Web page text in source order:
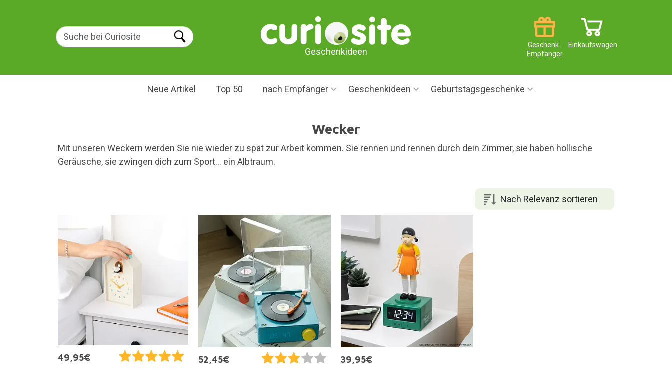
Geschenkideen
Einkaufswagen
Geschenk-
Empfänger
Neue Artikel Top 50 nach Empfänger Geschenkideen Geburtstagsgeschenke
Wecker
Mit unseren Weckern werden Sie nie wieder zu spät zur Arbeit kommen. Sie rennen und rennen durch dein Zimmer, sie haben höllische
Geräusche, sie zwingen dich zum Sport... ein Albtraum.
Nach Relevanz sortieren
49,95€
52,45€
39,95€